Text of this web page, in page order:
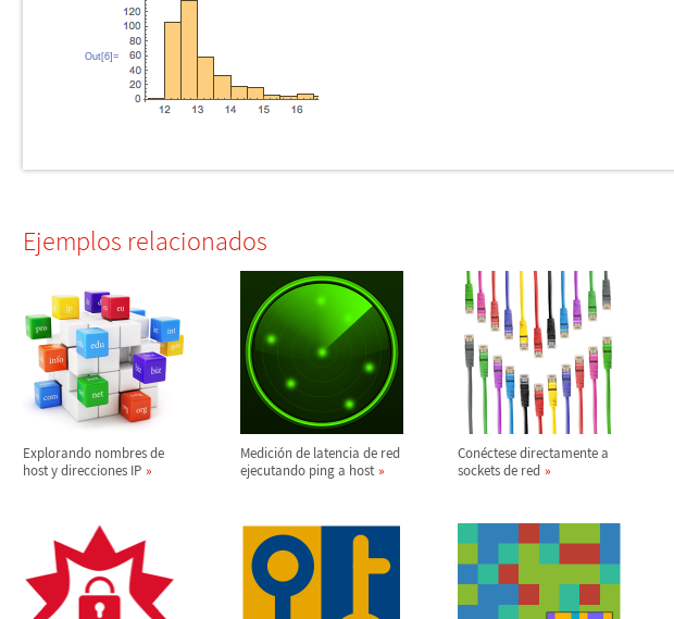
Out[6]=
Ejemplos relacionados
Explorando nombres de
host y direcciones IP
Medición de latencia de red
ejecutando ping a host
Conéctese directamente a
sockets de red